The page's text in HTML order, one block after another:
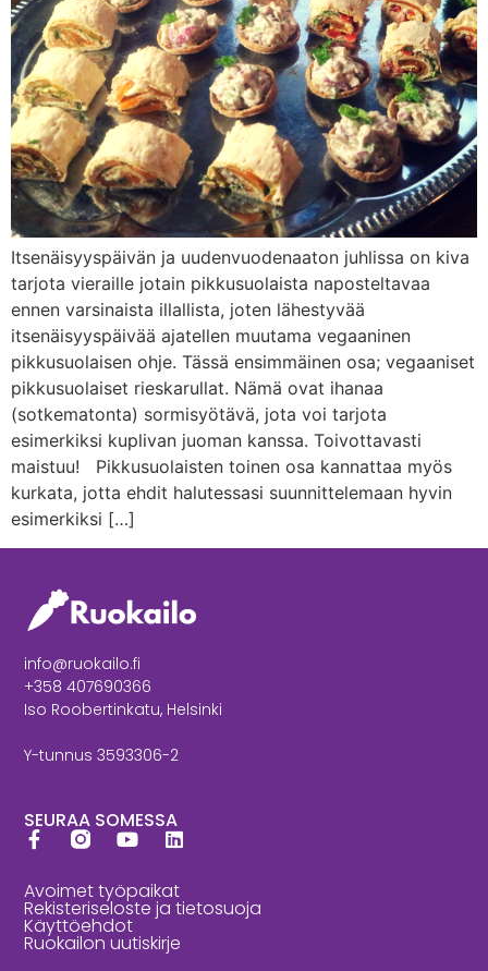
Itsenäisyyspäivän ja uudenvuodenaaton juhlissa on kiva
tarjota vieraille jotain pikkusuolaista naposteltavaa
ennen varsinaista illallista, joten lähestyvää
itsenäisyyspäivää ajatellen muutama vegaaninen
pikkusuolaisen ohje. Tässä ensimmäinen osa; vegaaniset
pikkusuolaiset rieskarullat. Nämä ovat ihanaa
(sotkematonta) sormisyötävä, jota voi tarjota
esimerkiksi kuplivan juoman kanssa. Toivottavasti
maistuu! Pikkusuolaisten toinen osa kannattaa myös
kurkata, jotta ehdit halutessasi suunnittelemaan hyvin
esimerkiksi […]
info@ruokailo.fi
+358 407690366
Iso Roobertinkatu, Helsinki
Y-tunnus 3593306-2
SEURAA SOMESSA
Avoimet työpaikat
Rekisteriseloste ja tietosuoja
Käyttöehdot
Ruokailon uutiskirje